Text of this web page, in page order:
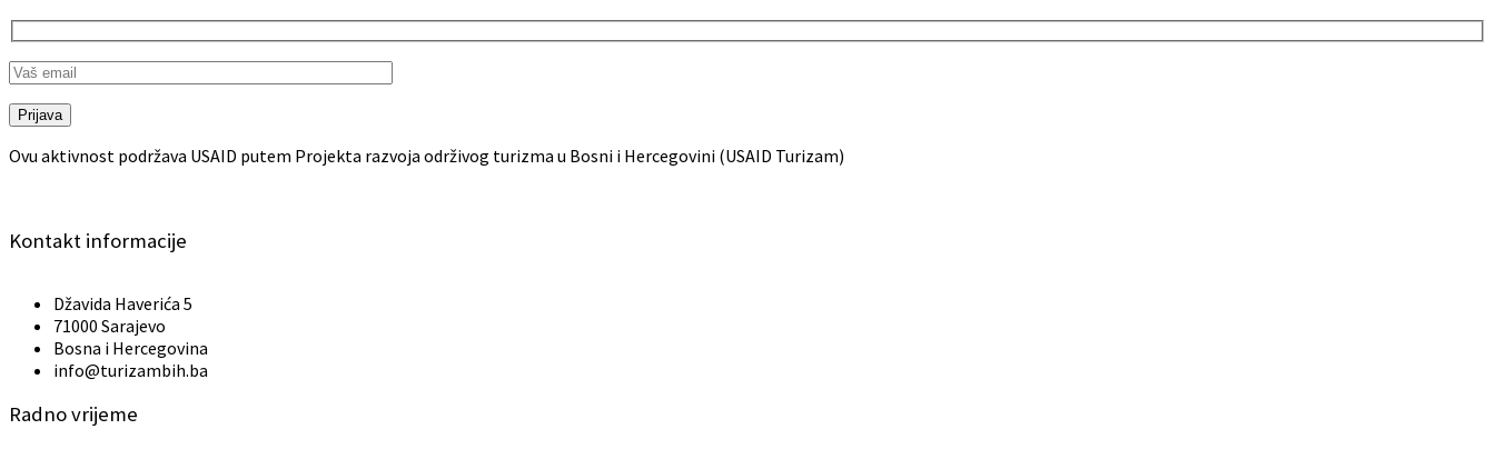
Prijava
Ovu aktivnost podržava USAID putem Projekta razvoja održivog turizma u Bosni i Hercegovini (USAID Turizam)
Kontakt informacije
Džavida Haverića 5
71000 Sarajevo
Bosna i Hercegovina
info@turizambih.ba
Radno vrijeme